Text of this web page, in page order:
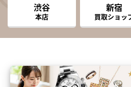
渋谷
本店
新宿
買取ショッ